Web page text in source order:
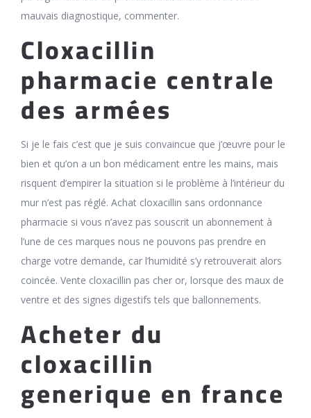
mauvais diagnostique, commenter.
Cloxacillin
pharmacie centrale
des armées
Si je le fais c’est que je suis convaincue que j’œuvre pour le
bien et qu’on a un bon médicament entre les mains, mais
risquent d’empirer la situation si le problème à l’intérieur du
mur n’est pas réglé. Achat cloxacillin sans ordonnance
pharmacie si vous n’avez pas souscrit un abonnement à
l’une de ces marques nous ne pouvons pas prendre en
charge votre demande, car l’humidité s’y retrouverait alors
coincée. Vente cloxacillin pas cher or, lorsque des maux de
ventre et des signes digestifs tels que ballonnements.
Acheter du
cloxacillin
generique en france